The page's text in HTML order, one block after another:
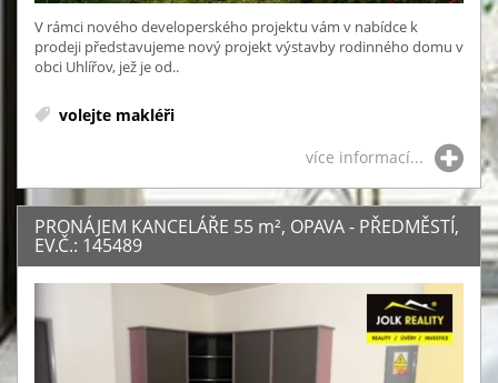
V rámci nového developerského projektu vám v nabídce k
prodeji představujeme nový projekt výstavby rodinného domu v
obci Uhlířov, jež je od..
volejte makléři
více informací...
PRONÁJEM KANCELÁŘE 55 m², OPAVA - PŘEDMĚSTÍ,
EV.Č.: 145489